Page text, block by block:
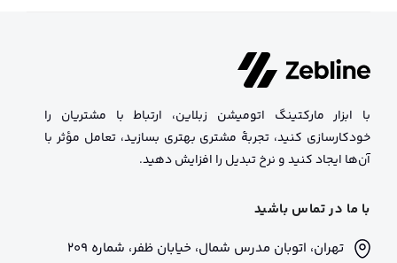
با ابزار مارکتینگ اتومیشن زبلاین، ارتباط با مشتریان را
خودکارسازی کنید، تجربهٔ مشتری بهتری بسازید، تعامل مؤثر با
آن‌ها ایجاد کنید و نرخ تبدیل را افزایش دهید.
با ما در تماس باشید
تهران، اتوبان مدرس شمال، خیابان ظفر، شماره 209